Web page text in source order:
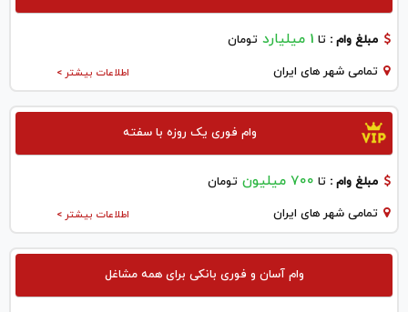
مبلغ وام : تا 1 میلیارد تومان
اطلاعات بیشتر > تمامی شهر های ایران
وام فوری یک روزه با سفته
مبلغ وام : تا 700 میلیون تومان
اطلاعات بیشتر > تمامی شهر های ایران
وام آسان و فوری بانکی برای همه مشاغل